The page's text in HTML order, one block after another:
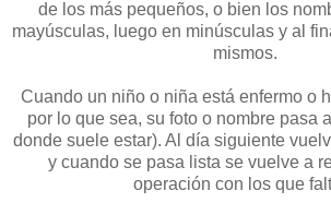
de los más pequeños, o bien los
mayúsculas, luego en minúsculas y al
mismos.
Cuando un niño o niña está enfermo o
por lo que sea, su foto o nombre pasa
donde suele estar). Al día siguiente
y cuando se pasa lista se vuelve a
operación con los que